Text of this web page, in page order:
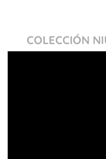
COLECCIÓN